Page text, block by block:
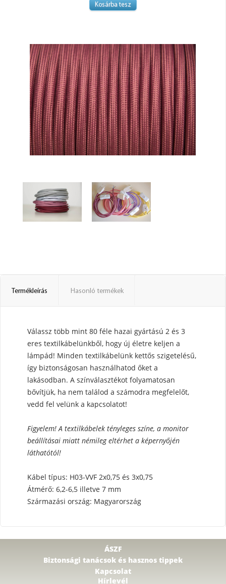
Termékleírás Hasonló termékek
Válassz több mint 80 féle hazai gyártású 2 és 3
eres textilkábelünkből, hogy új életre keljen a
lámpád! Minden textilkábelünk kettős szigetelésű,
így biztonságosan használhatod őket a
lakásodban. A színválasztékot folyamatosan
bővítjük, ha nem találod a számodra megfelelőt,
vedd fel velünk a kapcsolatot!
Figyelem! A textilkábelek tényleges színe, a monitor
beállításai miatt némileg eltérhet a képernyőjén
láthatótól!
Kábel típus: H03-VVF 2x0,75 és 3x0,75
Átmérő: 6,2-6,5 illetve 7 mm
Származási ország: Magyarország
ÁSZF
Biztonsági tanácsok és hasznos tippek
Kapcsolat
Hírlevél